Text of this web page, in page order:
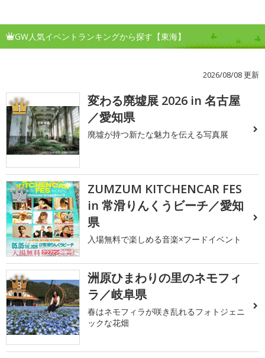
GW人気イベントランキングから探す【東海】
2026/08/08 更新
1
変わる廃墟展 2026 in 名古屋
／愛知県
廃墟が持つ新たな魅力を伝える写真展
2
ZUMZUM KITCHENCAR FES
in 常滑りんくうビーチ／愛知
県
入場無料で楽しめる音楽×フードイベント
3
洲原ひまわりの里のネモフィ
ラ／岐阜県
春はネモフィラが咲き乱れるフォトジェニ
ックな花畑